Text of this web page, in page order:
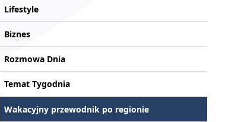
Lifestyle
Biznes
Rozmowa Dnia
Temat Tygodnia
Wakacyjny przewodnik po regionie